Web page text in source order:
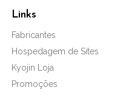
Links
Fabricantes
Hospedagem de Sites
Kyojin Loja
Promoções